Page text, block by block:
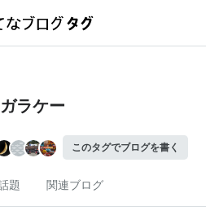
ガラケー
このタグでブログを書く
題 関連ブログ